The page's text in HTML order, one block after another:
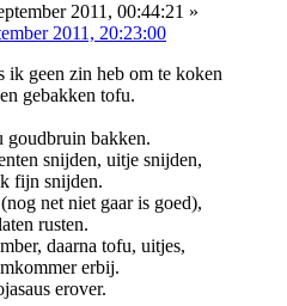
2011, 00:44:21 »
2011, 20:23:00
ik geen zin heb om te koken
gebakken tofu.
goudbruin bakken.
snijden, uitje snijden,
fijn snijden.
net niet gaar is goed),
rusten.
daarna tofu, uitjes,
erbij.
erover.